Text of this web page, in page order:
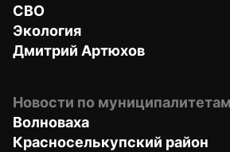
СВО
Экология
Дмитрий Артюхов
Новости по муниципалитетам
Волноваха
Красноселькупский район